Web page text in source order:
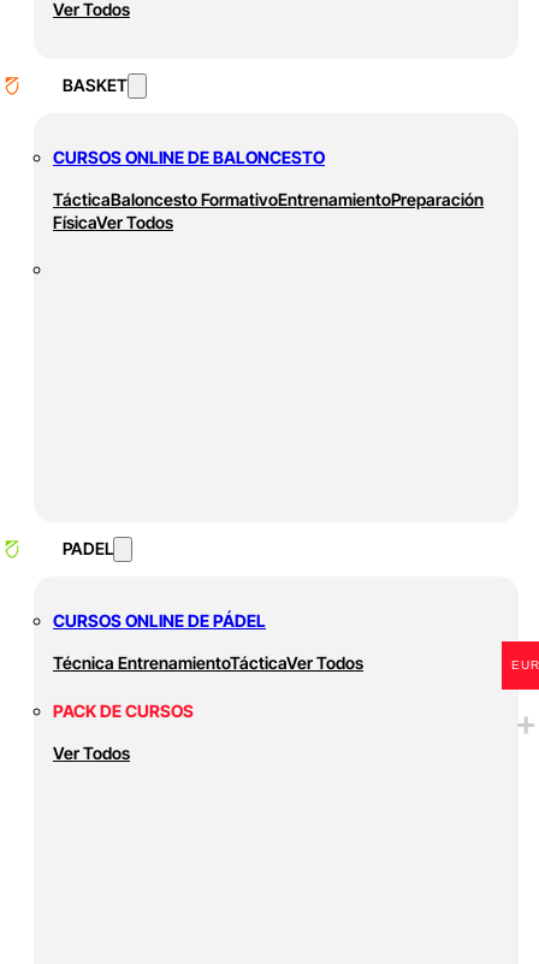
Ver Todos
BASKET
CURSOS ONLINE DE BALONCESTO
TácticaBaloncesto FormativoEntrenamientoPreparación
FísicaVer Todos
PADEL
CURSOS ONLINE DE PÁDEL
Técnica EntrenamientoTácticaVer Todos
PACK DE CURSOS
Ver Todos
EUR